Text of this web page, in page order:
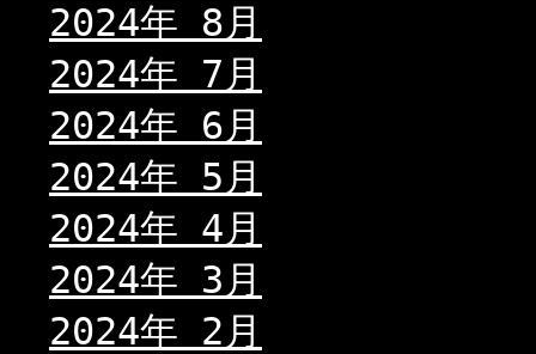
2024年 8月
2024年 7月
2024年 6月
2024年 5月
2024年 4月
2024年 3月
2024年 2月